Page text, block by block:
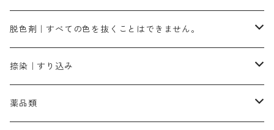
染料一覧ー500g入り
1kg
ピンクMB｜ピンク色
ローズMB｜鮮やかなピンク色）
スカイブルーMG｜緑みの空色
ターキスブルーHNG｜緑みの空色
ブラックMG（青みの黒色）
ネオホワイトR
片羽刷毛
洋型紙9番手｜中薄口｜約54cm×110cm
伸子
型洗いブラシ
芒硝｜綿・麻の染色に使用する。
アゾリン200％｜綿・麻・絹・羊毛・ナイロンの染色
レオニールEHC｜反応染料用
染料の浸透剤
ソルバライトS-70｜各種繊維の浸し染めに使用可能
染料の定着向上剤
ライトフィックスAコンク｜綿・麻もしくは直接染料で染めた素材
アルカリ剤｜反応染料用
ネオポールB－300｜反応染料のソーピング剤
仕上げ剤｜柔軟・平滑剤
白場汚染防止剤
カルボキシメチルセルロース（CMC）
海藻系
たんぱく質系
脱色剤｜すべての色を抜くことはできません。
脱色剤
全体脱色｜ハイドロサルファイトコンク
脱色助剤｜浸透・複色抑制剤
捺染｜すり込み
染料溶解剤｜染料の均一な浸透・吸着を補助する
薬品類